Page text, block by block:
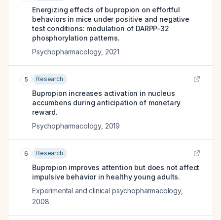
Energizing effects of bupropion on effortful
behaviors in mice under positive and negative
test conditions: modulation of DARPP-32
phosphorylation patterns.
Psychopharmacology, 2021
5 Research
Bupropion increases activation in nucleus
accumbens during anticipation of monetary
reward.
Psychopharmacology, 2019
6 Research
Bupropion improves attention but does not affect
impulsive behavior in healthy young adults.
Experimental and clinical psychopharmacology,
2008